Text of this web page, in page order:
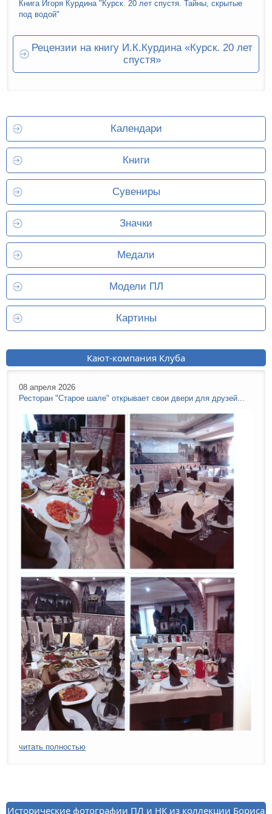
Книга Игоря Курдина "Курск. 20 лет спустя. Тайны, скрытые
под водой"
Рецензии на книгу И.К.Курдина «Курск. 20 лет
спустя»
Календари
Книги
Сувениры
Значки
Медали
Модели ПЛ
Картины
Кают-компания Клуба
08 апреля 2026
Ресторан "Старое шале" открывает свои двери для друзей...
читать полностью
Исторические фотографии ПЛ и НК из коллекции Бориса